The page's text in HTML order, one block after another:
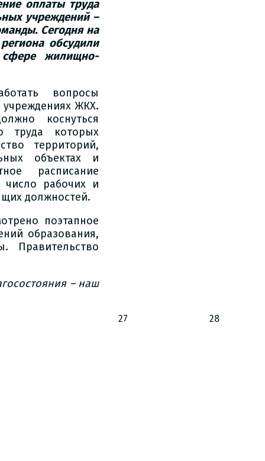
оплаты труда
учреждений –
Сегодня на
обсудили
сфере жилищно-
вопросы
ЖКХ.
коснуться
труда которых
территорий,
объектах и
расписание
число рабочих и
должностей.
поэтапное
образования,
Правительство
– наш
27 28